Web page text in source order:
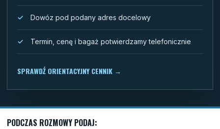
Dowóz pod podany adres docelowy
Termin, cenę i bagaż potwierdzamy telefonicznie
SPRAWDŹ ORIENTACYJNY CENNIK →
PODCZAS ROZMOWY PODAJ: